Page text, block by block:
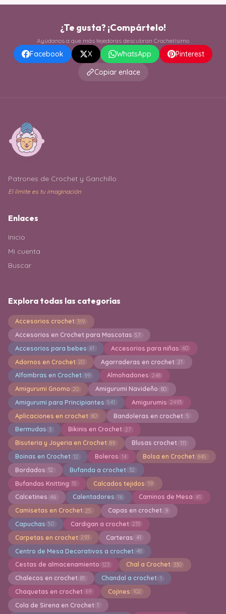
¿Te gusta? ¡Compártelo!
Ayúdanos a que más tejedoras descubran Crochetísimo
Facebook X WhatsApp
Pinterest
Copiar enlace
Patrones de Crochet y Ganchillo
El límite es tu imaginación
Enlaces
Inicio
Mi cuenta
Buscar
Explora todas las categorías
Accesorios crochet 319
Accesorios en Crochet para Mascotas 57
Accesorios para bebes 61 Accesorios para niñas 60
Adornos en Crochet 20 Agarraderas en crochet 21
Alfombras en Crochet 99 Almohadones 248
Amigurumi Gnomo 20 Amigurumi Navideño 80
Amigurumi para Principiantes 541 Amigurumis 2493
Aplicaciones en crochet 60 Bandoleras en crochet 5
Bermudas 3 Bikinis en Crochet 27
Bisuteria y Joyeria en Crochet 89 Blusas crochet 111
Boinas en Crochet 12 Boleros 14 Bolsa en Crochet 845
Bordados 12 Bufanda a crochet 32
Bufandas Knitting 15 Calcados tejidos 19
Calcetines 46 Calentadores 16 Caminos de Mesa 41
Camisetas en Crochet 25 Capas en crochet 9
Capuchas 50 Cardigan a crochet 233
Carpetas en crochet 293 Carteras 41
Centro de Mesa Decorativos a crochet 48
Cestas de almacenamiento 123 Chal a Crochet 330
Chalecos en crochet 81 Chandal a crochet 1
Chaquetas en crochet 69 Cojines 102
Cola de Sirena en Crochet 1